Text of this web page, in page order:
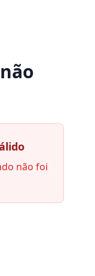
não foi